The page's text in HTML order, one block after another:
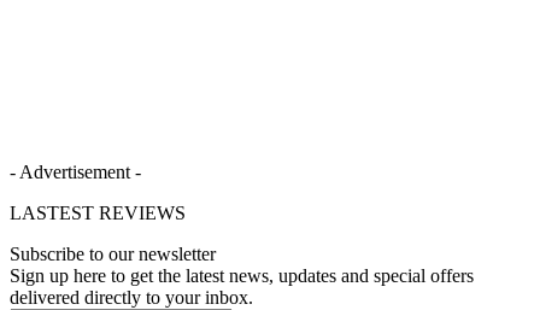
- Advertisement -
LASTEST REVIEWS
Subscribe to our newsletter
Sign up here to get the latest news, updates and special offers
delivered directly to your inbox.